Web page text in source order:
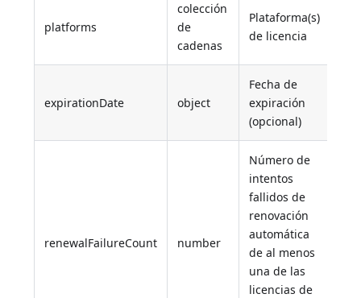
platforms
colección
de
cadenas
Plataforma(s)
de licencia
expirationDate object
Fecha de
expiración
(opcional)
renewalFailureCount number
Número de
intentos
fallidos de
renovación
automática
de al menos
una de las
licencias de